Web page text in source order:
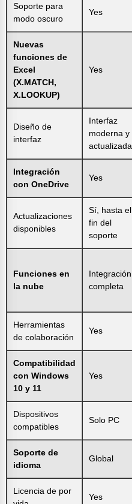
Soporte para
modo oscuro
Yes
Nuevas
funciones de
Excel
(X.MATCH,
X.LOOKUP)
Yes
Diseño de
interfaz
Interfaz
moderna y
actualizada
Integración
con OneDrive
Yes
Actualizaciones
disponibles
Sí, hasta el
fin del
soporte
Funciones en
la nube
Integración
completa
Herramientas
de colaboración
Yes
Compatibilidad
con Windows
10 y 11
Yes
Dispositivos
compatibles
Solo PC
Soporte de
idioma
Global
Licencia de por
Yes